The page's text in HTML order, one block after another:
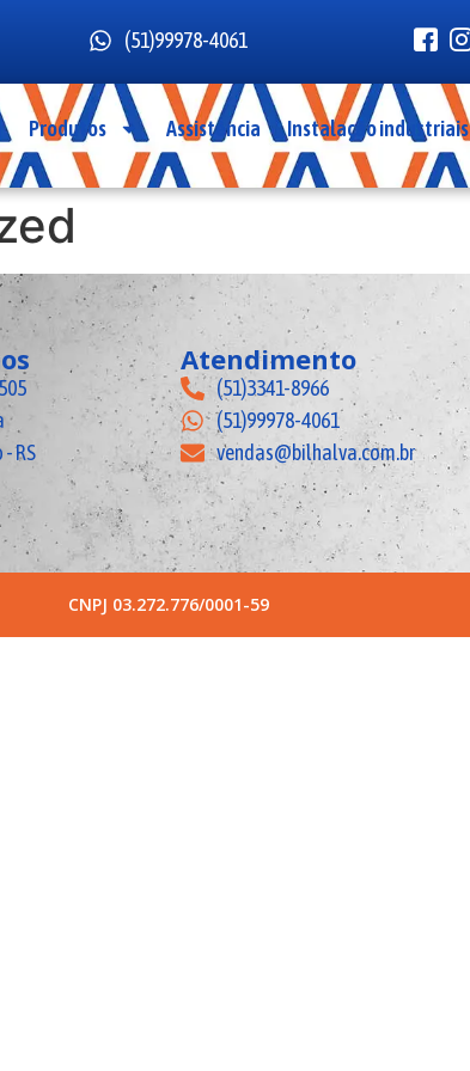
(51)99978-4061
Produtos Assistência Instalação industriais
RS
Atendimento
(51)3341-8966
(51)99978-4061
vendas@bilhalva.com.br
CNPJ 03.272.776/0001-59